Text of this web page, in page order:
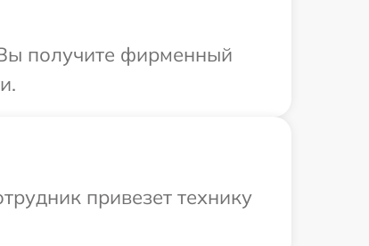
получите фирменный
привезет технику